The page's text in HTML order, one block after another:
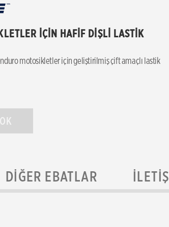
İÇİN HAFİF DİŞLİ LASTİK
motosikletler için geliştirilmiş çift amaçlı lastik
DIĞER EBATLAR